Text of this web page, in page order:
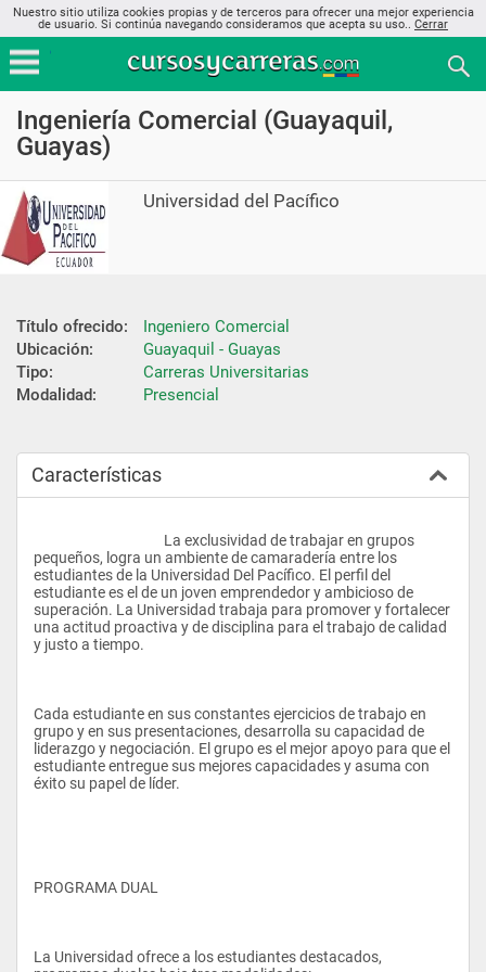
Nuestro sitio utiliza cookies propias y de terceros para ofrecer una mejor experiencia
de usuario. Si continúa navegando consideramos que acepta su uso.. Cerrar
Ingeniería Comercial (Guayaquil,
Guayas)
Universidad del Pacífico
Título ofrecido:
Ingeniero Comercial
Ubicación:
Guayaquil - Guayas
Tipo:
Carreras Universitarias
Modalidad:
Presencial
Características
pequeños, logra un ambiente de camaradería entre los
estudiantes de la Universidad Del Pacífico. El perfil del
estudiante es el de un joven emprendedor y ambicioso de
superación. La Universidad trabaja para promover y fortalecer
una actitud proactiva y de disciplina para el trabajo de calidad
y justo a tiempo.
Cada estudiante en sus constantes ejercicios de trabajo en
grupo y en sus presentaciones, desarrolla su capacidad de
liderazgo y negociación. El grupo es el mejor apoyo para que el
estudiante entregue sus mejores capacidades y asuma con
éxito su papel de líder.
PROGRAMA DUAL
La Universidad ofrece a los estudiantes destacados,